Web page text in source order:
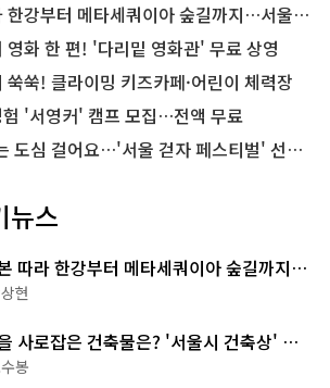
부터 메타세쿼이아 숲길까지…서울둘레길 15코스
영화 한 편! '다리밑 영화관' 무료 상영
쑥! 클라이밍 키즈카페·어린이 체력장
험 '서영커' 캠프 모집…전액 무료
심 걸어요…'서울 걷자 페스티벌' 선착순 5천명
뉴스
따라 한강부터 메타세쿼이아 숲길까지…
15코스
현
사로잡은 건축물은? '서울시 건축상' 수
봉